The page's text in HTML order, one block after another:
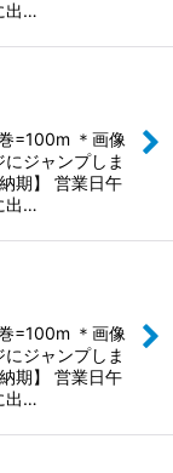
出…
=100m ＊画像
ジャンプしま
期】 営業日午
出…
=100m ＊画像
ジャンプしま
期】 営業日午
出…